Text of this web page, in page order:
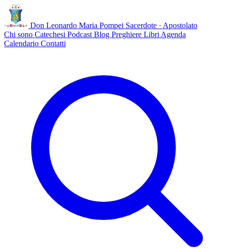
Don Leonardo Maria Pompei Sacerdote · Apostolato
Chi sono Catechesi Podcast Blog Preghiere Libri Agenda
Calendario Contatti